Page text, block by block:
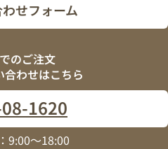
せフォーム
のご注文
合わせはこちら
08-1620
9:00～18:00